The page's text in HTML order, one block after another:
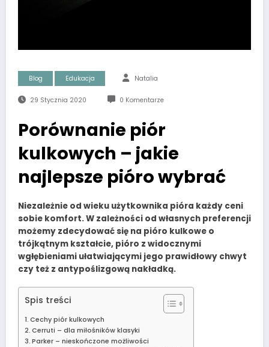
Blog Edukacja Natalia
29 Stycznia 2020 0 Komentarze
Porównanie piór
kulkowych – jakie
najlepsze pióro wybrać
Niezależnie od wieku użytkownika pióra każdy ceni
sobie komfort. W zależności od własnych preferencji
możemy zdecydować się na pióro kulkowe o
trójkątnym kształcie, pióro z widocznymi
wgłębieniami ułatwiającymi jego prawidłowy chwyt
czy też z antypoślizgową nakładką.
Spis treści
Cechy piór kulkowych
Cerruti – dla miłośników klasyki
Parker – nieskończone możliwości